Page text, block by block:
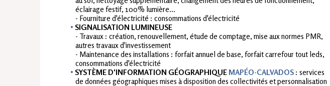
éclairage festif, 100% lumière...
- Fourniture d'électricité : consommations d'électricité
SIGNALISATION LUMINEUSE
- Travaux : création, renouvellement, étude de comptage, mise aux normes PMR,
autres travaux d'investissement
- Maintenance des installations : forfait annuel de base, forfait carrefour tout leds,
consommations d'électricité
SYSTÈME D'INFORMATION GÉOGRAPHIQUE MAPÉO-CALVADOS : services
de données géographiques mises à disposition des collectivités et personnalisation